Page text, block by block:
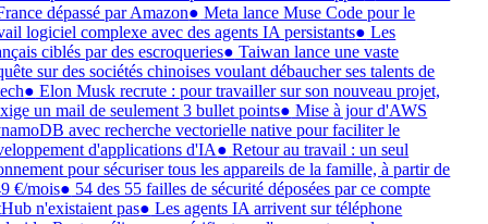
dépassé par Amazon●Meta lance Muse Code pour le
logiciel complexe avec des agents IA persistants●Les
ciblés par des escroqueries●Taiwan lance une vaste
sur des sociétés chinoises voulant débaucher ses talents de
●Elon Musk recrute : pour travailler sur son nouveau projet,
un mail de seulement 3 bullet points●Mise à jour d'AWS
avec recherche vectorielle native pour faciliter le
d'applications d'IA●Retour au travail : un seul
pour sécuriser tous les appareils de la famille, à partir de
€/mois●54 des 55 failles de sécurité déposées par ce compte
n'existaient pas●Les agents IA arrivent sur téléphone